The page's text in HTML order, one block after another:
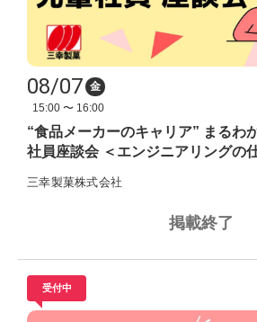
08/07 金
15:00 〜 16:00
“食品メーカーのキャリア” まるわ
社員座談会 ＜エンジニアリングの
三幸製菓株式会社
掲載終了
受付中